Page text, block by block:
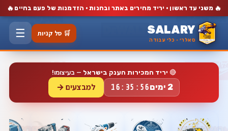
🔥 משני עד ראשון · יריד מחירים באתר ובחנות · הזדמנות של פעם בחיים 🔥
SALARY
סאלרי · כלי עבודה
🛒 סל קניות ☰
🔴 יריד המכירות הענק בישראל — בעיצומו!
2 ימים 16:35:55 למבצעים →